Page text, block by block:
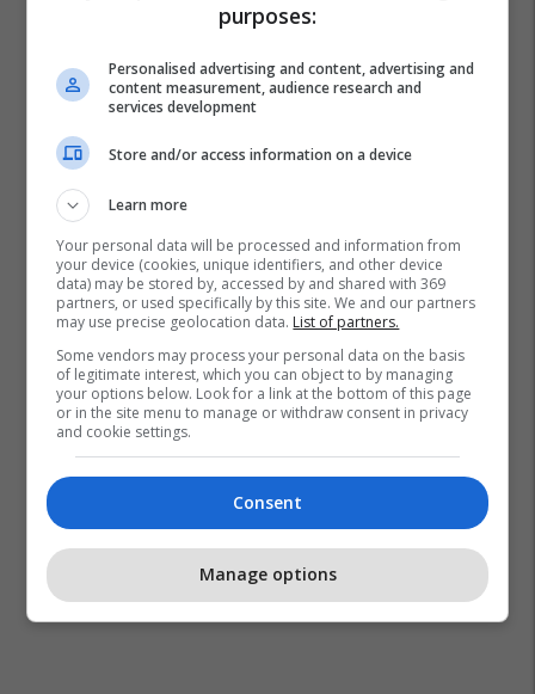
Pashtetat MEKA - zgjedhje
praktike për mëngjes, piknik
MEKA HALAL FOOD
Kursimet mund t’ju sjellin një
banesë
Banka Ekonomike
purposes:
Personalised advertising and content, advertising and
content measurement, audience research and
services development
Store and/or access information on a device
Learn more
Your personal data will be processed and information from
your device (cookies, unique identifiers, and other device
data) may be stored by, accessed by and shared with 369
partners, or used specifically by this site. We and our partners
may use precise geolocation data. List of partners.
Some vendors may process your personal data on the basis
of legitimate interest, which you can object to by managing
your options below. Look for a link at the bottom of this page
or in the site menu to manage or withdraw consent in privacy
and cookie settings.
Consent
Manage options